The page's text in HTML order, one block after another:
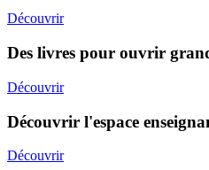
Découvrir
Des livres pour ouvrir
Découvrir
Découvrir l'espace
Découvrir